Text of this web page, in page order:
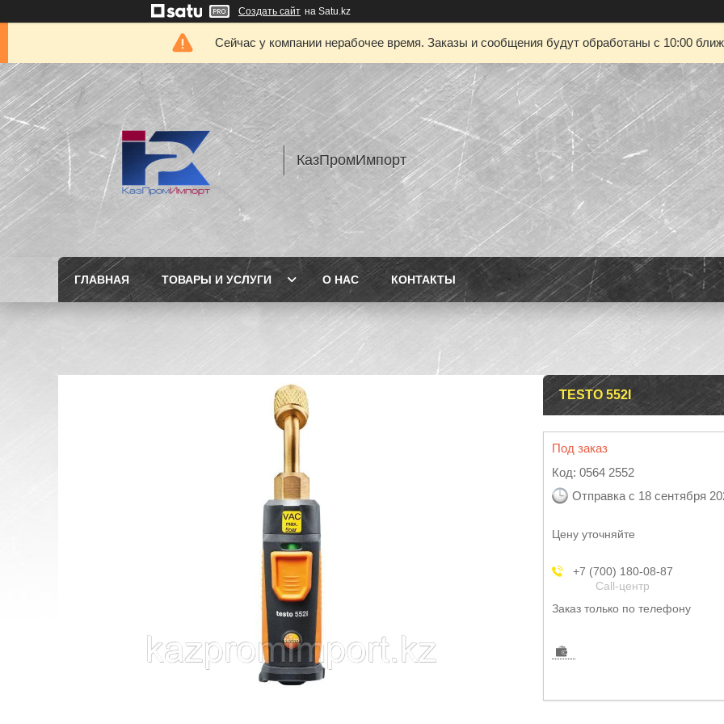
Создать сайт на Satu.kz
Сейчас у компании нерабочее время. Заказы и сообщения будут обработаны с 10:00
КазПромИмпорт
ГЛАВНАЯ ТОВАРЫ И УСЛУГИ О НАС КОНТАКТЫ
TESTO 552I
Под заказ
Код: 0564 2552
Отправка с 18 сентября
Цену уточняйте
+7 (700) 180-08-87
Call-центр
Заказ только по телефону